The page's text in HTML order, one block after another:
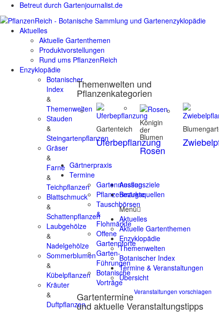
Betreut durch Gartenjournalist.de
Aktuelles
Aktuelle Gartenthemen
Produktvorstellungen
Rund ums PflanzenReich
Enzyklopädie
Botanischer
Index
&
Themenwelten
Stauden
&
Steingartenpflanzen
Gräser
&
Farne
&
Teichpflanzen
Blattschmuck
&
Schattenpflanzen
Laubgehölze
&
Nadelgehölze
Sommerblumen
&
Kübelpflanzen
Kräuter
&
Duftpflanzen
Themenwelten und
Pflanzenkategorien
Gartenteich
Uferbepflanzung
Königin
der
Blumen
Rosen
Gärtnerpraxis
Termine
Gartenmessen
Pflanzenmärkte
Tauschbörsen
&
Flohmärkte
Offene
Gartenpforte
Garten-
Führungen
Botanische
Vorträge
Veranstaltungen vorschlagen
Gartentermine
und aktuelle Veranstaltungstipps
Ausflugsziele
Bezugsquellen
Menü
Aktuelles
Aktuelle Gartenthemen
Enzyklopädie
Themenwelten
Botanischer Index
Termine & Veranstaltungen
Übersicht